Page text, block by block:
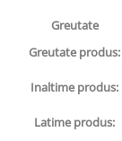
Greutate
Greutate produs:
Inaltime produs:
Latime produs: